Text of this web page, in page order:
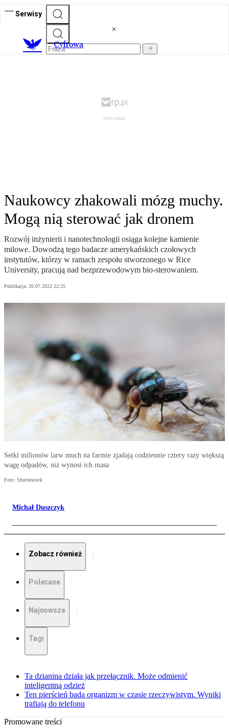
Serwisy
Cyfrowa
Naukowcy zhakowali mózg muchy.
Mogą nią sterować jak dronem
Rozwój inżynierii i nanotechnologii osiąga kolejne kamienie
milowe. Dowodzą tego badacze amerykańskich czołowych
instytutów, którzy w ramach zespołu stworzonego w Rice
University, pracują nad bezprzewodowym bio-sterowaniem.
Publikacja: 20.07.2022 22:25
Setki milionów larw much na farmie zjadają codziennie cztery razy większą
wagę odpadów, niż wynosi ich masa
Foto: Shutterstock
Michał Duszczyk
Zobacz również
Polecane
Najnowsze
Tagi
Ta dzianina działa jak przełącznik. Może odmienić
inteligentną odzież
Ten pierścień bada organizm w czasie rzeczywistym. Wyniki
trafiają do telefonu
Promowane treści